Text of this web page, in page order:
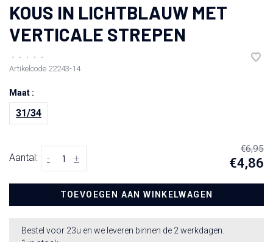
KOUS IN LICHTBLAUW MET
VERTICALE STREPEN
• • • •
•
Artikelcode 22243-14
Maat :
31/34
Aantal: +
-
€6,95
€4,86
TOEVOEGEN AAN WINKELWAGEN
Bestel voor 23u en we leveren binnen de 2 werkdagen.